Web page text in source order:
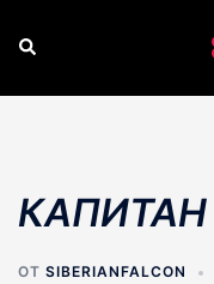
Поиск
КАПИТАН
ОТ SIBERIANFALCON